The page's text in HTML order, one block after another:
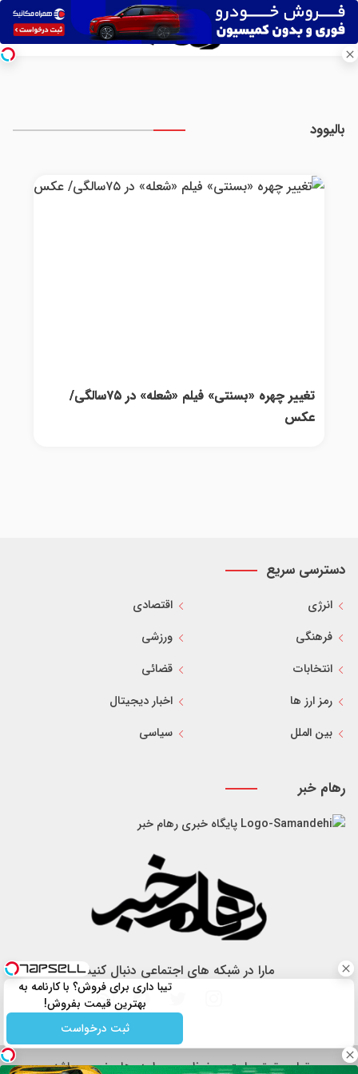
بالیوود
تغییر چهره «بسنتی» فیلم «شعله» در ۷۵سالگی/
عکس
دسترسی سریع
انرژی
اقتصادی
فرهنگی
ورزشی
انتخابات
قضائی
رمز ارز ها
اخبار دیجیتال
بین الملل
سیاسی
رهام خبر
پایگاه خبری رهام خبر
مارا در شبکه های اجتماعی دنبال کنید
تمام حقوق سایت محفوظ و مربوط به رهام خبر می باشد.
تیبا داری برای فروش؟ با کارنامه به
بهترین قیمت بفروش!
ثبت درخواست